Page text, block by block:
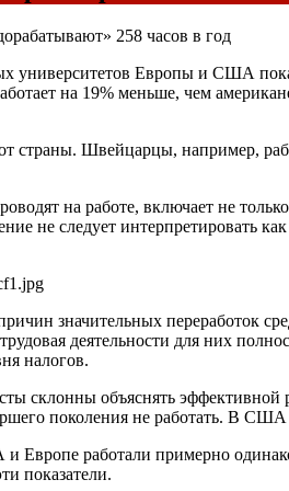
258 часов в год
университетов Европы и США
на 19% меньше, чем
страны. Швейцарцы, например,
на работе, включает не
не следует интерпретировать
значительных переработок
деятельности для них
налогов.
объяснять эффективной
поколения не работать. В
работали примерно
показатели.